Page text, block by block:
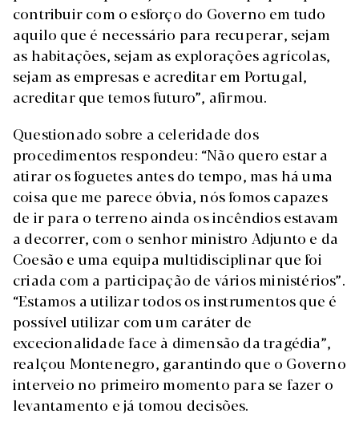
contribuir com o esforço do Governo em tudo
aquilo que é necessário para recuperar, sejam
as habitações, sejam as explorações agrícolas,
sejam as empresas e acreditar em Portugal,
acreditar que temos futuro”, afirmou.
Questionado sobre a celeridade dos
procedimentos respondeu: “Não quero estar a
atirar os foguetes antes do tempo, mas há uma
coisa que me parece óbvia, nós fomos capazes
de ir para o terreno ainda os incêndios estavam
a decorrer, com o senhor ministro Adjunto e da
Coesão e uma equipa multidisciplinar que foi
criada com a participação de vários ministérios”.
“Estamos a utilizar todos os instrumentos que é
possível utilizar com um caráter de
excecionalidade face à dimensão da tragédia”,
realçou Montenegro, garantindo que o Governo
interveio no primeiro momento para se fazer o
levantamento e já tomou decisões.